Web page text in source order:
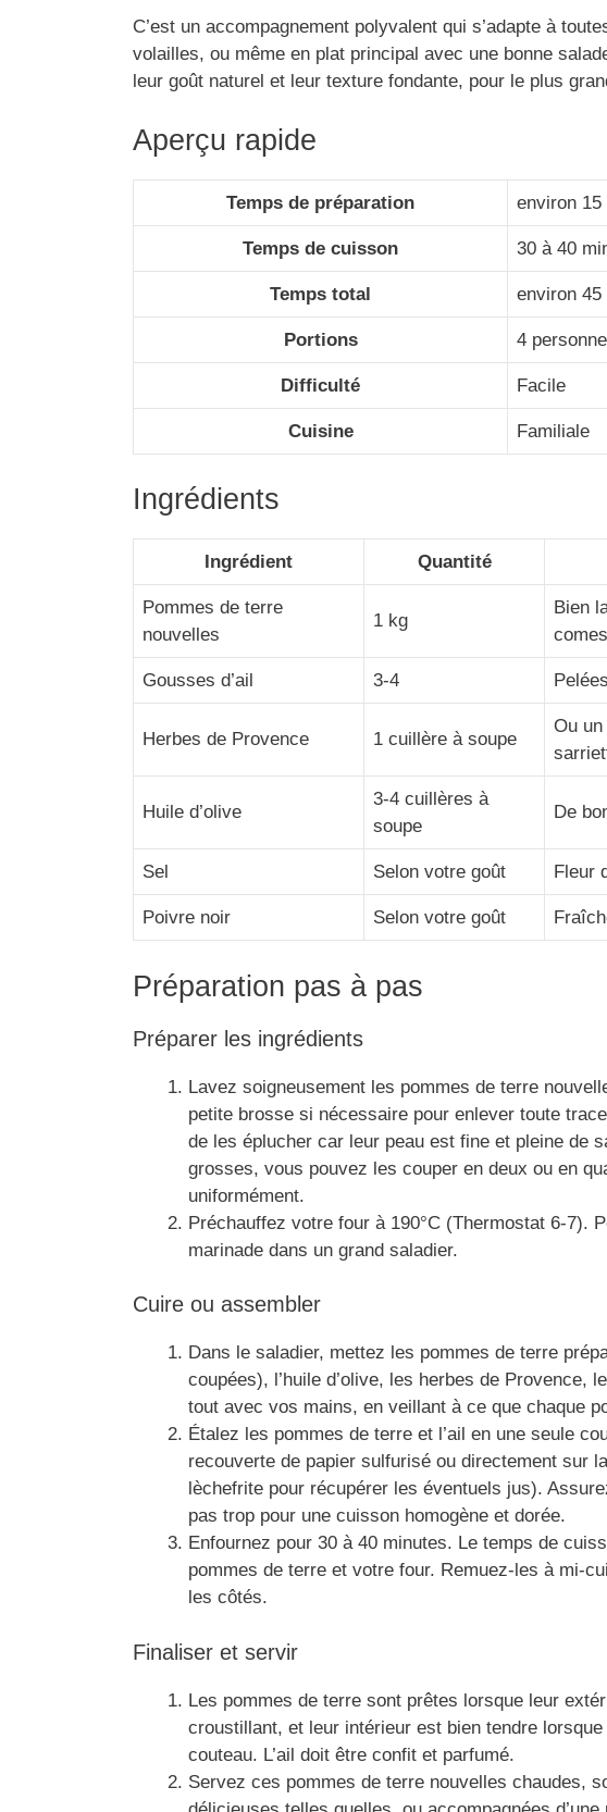
C’est un accompagnement polyvalent qui s’adapte à
volailles, ou même en plat principal avec une bonne
leur goût naturel et leur texture fondante, pour le plus
Aperçu rapide
Temps de préparation environ 15
Temps de cuisson 30 à 40
Temps total environ 45
Portions 4
Difficulté Facile
Cuisine Familiale
Ingrédients
Ingrédient Quantité
Pommes de terre
nouvelles
1 kg
Bien
Gousses d’ail 3-4
Herbes de Provence 1 cuillère à soupe
Ou
Huile d’olive
3-4 cuillères à
soupe
De
Sel Selon votre goût Fleur
Poivre noir Selon votre goût
Préparation pas à pas
Préparer les ingrédients
Lavez soigneusement les pommes de terre
petite brosse si nécessaire pour enlever toute
de les éplucher car leur peau est fine et pleine de
grosses, vous pouvez les couper en deux ou en
uniformément.
Préchauffez votre four à 190°C (Thermostat 6-7).
marinade dans un grand saladier.
Cuire ou assembler
Dans le saladier, mettez les pommes de terre
coupées), l’huile d’olive, les herbes de Provence,
tout avec vos mains, en veillant à ce que chaque
Étalez les pommes de terre et l’ail en une seule
recouverte de papier sulfurisé ou directement sur
lèchefrite pour récupérer les éventuels jus).
pas trop pour une cuisson homogène et dorée.
Enfournez pour 30 à 40 minutes. Le temps de
pommes de terre et votre four. Remuez-les à mi-
les côtés.
Finaliser et servir
Les pommes de terre sont prêtes lorsque leur
croustillant, et leur intérieur est bien tendre
couteau. L’ail doit être confit et parfumé.
Servez ces pommes de terre nouvelles chaudes,